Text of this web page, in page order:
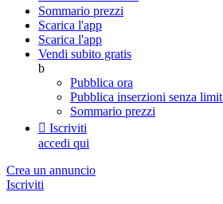
Sommario prezzi
Scarica l'app
Scarica l'app
Vendi subito gratis
b
Pubblica ora
Pubblica inserzioni senza limit
Sommario prezzi
 Iscriviti
accedi qui
Crea un annuncio
Iscriviti